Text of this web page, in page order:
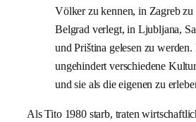
Völker zu kennen, in Zagreb zu
Belgrad verlegt, in Ljubljana,
und Priština gelesen zu werden.
ungehindert verschiedene
und sie als die eigenen zu
Als Tito 1980 starb, traten